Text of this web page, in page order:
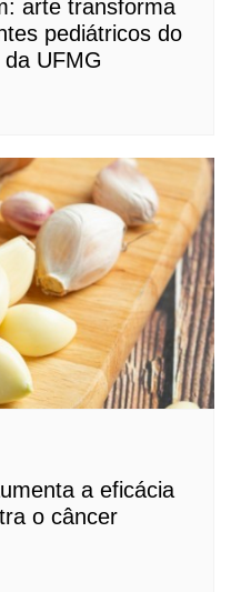
arte transforma
pediátricos do
UFMG
a eficácia
o câncer